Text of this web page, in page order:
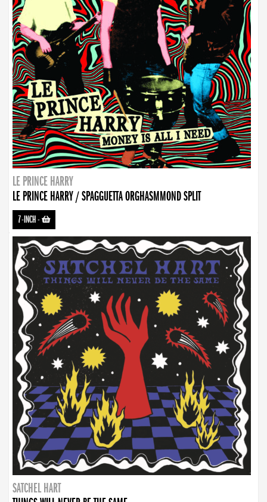
LE PRINCE HARRY
LE PRINCE HARRY / SPAGGUETTA ORGHASMMOND SPLIT
7-INCH-
SATCHEL HART